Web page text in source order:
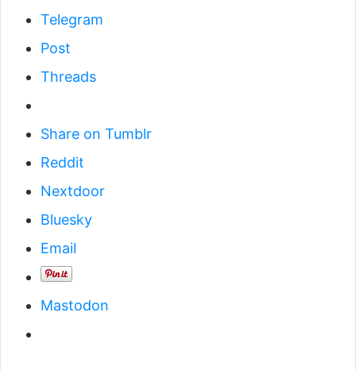
Telegram
Post
Threads
Share on Tumblr
Reddit
Nextdoor
Bluesky
Email
Mastodon